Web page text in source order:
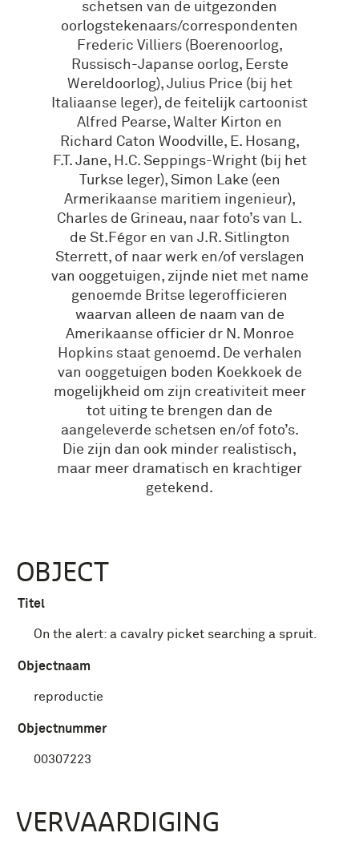
schetsen van de uitgezonden
oorlogstekenaars/correspondenten
Frederic Villiers (Boerenoorlog,
Russisch-Japanse oorlog, Eerste
Wereldoorlog), Julius Price (bij het
Italiaanse leger), de feitelijk cartoonist
Alfred Pearse, Walter Kirton en
Richard Caton Woodville, E. Hosang,
F.T. Jane, H.C. Seppings-Wright (bij het
Turkse leger), Simon Lake (een
Armerikaanse maritiem ingenieur),
Charles de Grineau, naar foto’s van L.
de St.Fégor en van J.R. Sitlington
Sterrett, of naar werk en/of verslagen
van ooggetuigen, zijnde niet met name
genoemde Britse legerofficieren
waarvan alleen de naam van de
Amerikaanse officier dr N. Monroe
Hopkins staat genoemd. De verhalen
van ooggetuigen boden Koekkoek de
mogelijkheid om zijn creativiteit meer
tot uiting te brengen dan de
aangeleverde schetsen en/of foto’s.
Die zijn dan ook minder realistisch,
maar meer dramatisch en krachtiger
getekend.
OBJECT
Titel
On the alert: a cavalry picket searching a spruit.
Objectnaam
reproductie
Objectnummer
00307223
VERVAARDIGING